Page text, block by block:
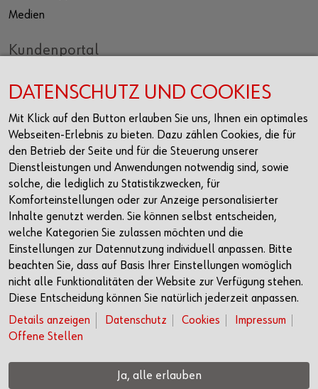
Medien
Kundenportal
Registrierung
Folgen
LinkedIn
Instagram
Facebook
Kontakt
Headquarter Rorschach
Churerstrasse 10
9400 Rorschach
+41 71 421 74 00
DATENSCHUTZ UND COOKIES
Mit Klick auf den Button erlauben Sie uns, Ihnen ein optimales
Webseiten-Erlebnis zu bieten. Dazu zählen Cookies, die für
den Betrieb der Seite und für die Steuerung unserer
Dienstleistungen und Anwendungen notwendig sind, sowie
solche, die lediglich zu Statistikzwecken, für
Komforteinstellungen oder zur Anzeige personalisierter
Inhalte genutzt werden. Sie können selbst entscheiden,
welche Kategorien Sie zulassen möchten und die
Einstellungen zur Datennutzung individuell anpassen. Bitte
beachten Sie, dass auf Basis Ihrer Einstellungen womöglich
nicht alle Funktionalitäten der Website zur Verfügung stehen.
Diese Entscheidung können Sie natürlich jederzeit anpassen.
Details anzeigen
Datenschutz Cookies
Impressum
Offene Stellen
Ja, alle erlauben